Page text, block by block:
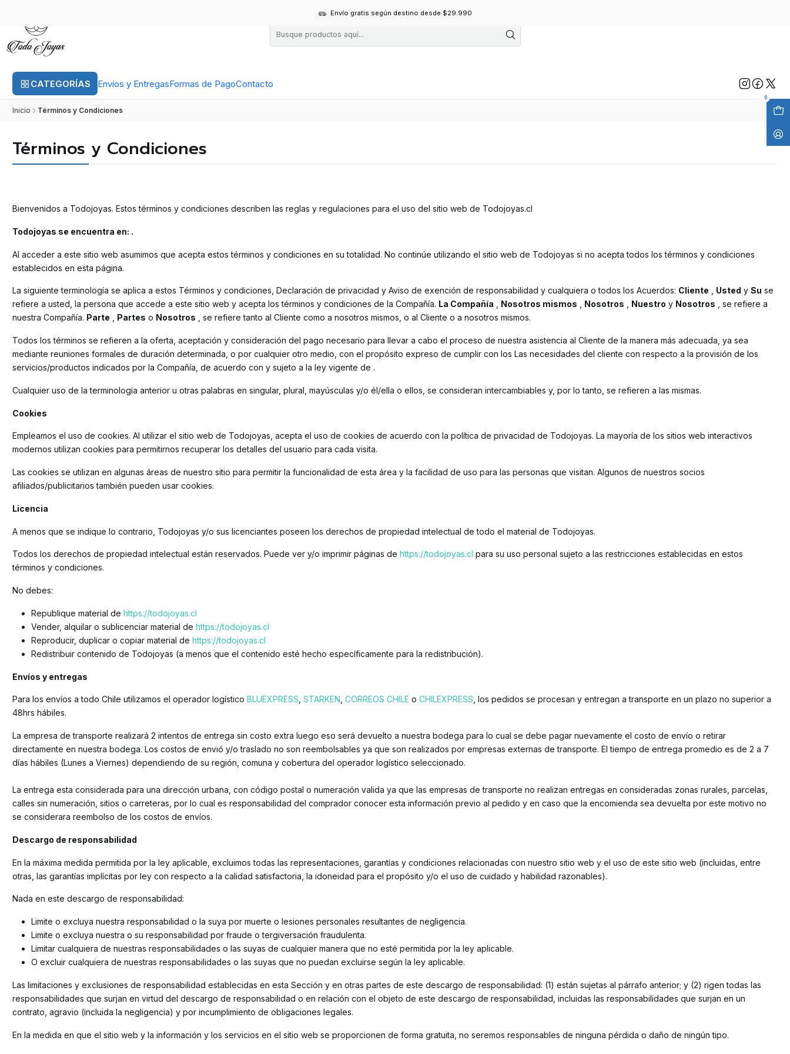
CATEGORÍAS Envíos y EntregasFormas de PagoContacto
0
Envío gratis según destino desde $29.990
Inicio Términos y Condiciones
Términos y Condiciones
Bienvenidos a Todojoyas. Estos términos y condiciones describen las reglas y regulaciones para el uso del sitio web de Todojoyas.cl
Todojoyas se encuentra en: .
Al acceder a este sitio web asumimos que acepta estos términos y condiciones en su totalidad. No continúe utilizando el sitio web de Todojoyas si no acepta todos los términos y condiciones
establecidos en esta página.
La siguiente terminología se aplica a estos Términos y condiciones, Declaración de privacidad y Aviso de exención de responsabilidad y cualquiera o todos los Acuerdos: Cliente Usted y Su se
refiere a usted, la persona que accede a este sitio web y acepta los términos y condiciones de la Compañía. La Compañía Nosotros mismos Nosotros Nuestro y Nosotros , se refiere a
nuestra Compañía. Parte Partes o Nosotros , se refiere tanto al Cliente como a nosotros mismos, o al Cliente o a nosotros mismos.
Todos los términos se refieren a la oferta, aceptación y consideración del pago necesario para llevar a cabo el proceso de nuestra asistencia al Cliente de la manera más adecuada, ya sea
mediante reuniones formales de duración determinada, o por cualquier otro medio, con el propósito expreso de cumplir con los Las necesidades del cliente con respecto a la provisión de los
servicios/productos indicados por la Compañía, de acuerdo con y sujeto a la ley vigente de .
Cualquier uso de la terminología anterior u otras palabras en singular, plural, mayúsculas y/o él/ella o ellos, se consideran intercambiables y, por lo tanto, se refieren a las mismas.
Cookies
Empleamos el uso de cookies. Al utilizar el sitio web de Todojoyas, acepta el uso de cookies de acuerdo con la política de privacidad de Todojoyas. La mayoría de los sitios web interactivos
modernos utilizan cookies para permitirnos recuperar los detalles del usuario para cada visita.
Las cookies se utilizan en algunas áreas de nuestro sitio para permitir la funcionalidad de esta área y la facilidad de uso para las personas que visitan. Algunos de nuestros socios
afiliados/publicitarios también pueden usar cookies.
Licencia
A menos que se indique lo contrario, Todojoyas y/o sus licenciantes poseen los derechos de propiedad intelectual de todo el material de Todojoyas.
Todos los derechos de propiedad intelectual están reservados. Puede ver y/o imprimir páginas de https://todojoyas.cl para su uso personal sujeto a las restricciones establecidas en estos
términos y condiciones.
No debes:
Republique material de https://todojoyas.cl
Vender, alquilar o sublicenciar material de https://todojoyas.cl
Reproducir, duplicar o copiar material de https://todojoyas.cl
Redistribuir contenido de Todojoyas (a menos que el contenido esté hecho específicamente para la redistribución).
Envíos y entregas
Para los envíos a todo Chile utilizamos el operador logístico BLUEXPRESS STARKEN CORREOS CHILE o CHILEXPRESS , los pedidos se procesan y entregan a transporte en un plazo no superior a
48hrs hábiles.
La empresa de transporte realizará 2 intentos de entrega sin costo extra luego eso será devuelto a nuestra bodega para lo cual se debe pagar nuevamente el costo de envío o retirar
directamente en nuestra bodega. Los costos de envió y/o traslado no son reembolsables ya que son realizados por empresas externas de transporte. El tiempo de entrega promedio es de 2 a 7
días hábiles (Lunes a Viernes) dependiendo de su región, comuna y cobertura del operador logístico seleccionado.
La entrega esta considerada para una dirección urbana, con código postal o numeración valida ya que las empresas de transporte no realizan entregas en consideradas zonas rurales, parcelas,
calles sin numeración, sitios o carreteras, por lo cual es responsabilidad del comprador conocer esta información previo al pedido y en caso que la encomienda sea devuelta por este motivo no
se considerara reembolso de los costos de envíos.
Descargo de responsabilidad
En la máxima medida permitida por la ley aplicable, excluimos todas las representaciones, garantías y condiciones relacionadas con nuestro sitio web y el uso de este sitio web (incluidas, entre
otras, las garantías implícitas por ley con respecto a la calidad satisfactoria, la idoneidad para el propósito y/o el uso de cuidado y habilidad razonables).
Nada en este descargo de responsabilidad:
Limite o excluya nuestra responsabilidad o la suya por muerte o lesiones personales resultantes de negligencia.
Limite o excluya nuestra o su responsabilidad por fraude o tergiversación fraudulenta.
Limitar cualquiera de nuestras responsabilidades o las suyas de cualquier manera que no esté permitida por la ley aplicable.
O excluir cualquiera de nuestras responsabilidades o las suyas que no puedan excluirse según la ley aplicable.
Las limitaciones y exclusiones de responsabilidad establecidas en esta Sección y en otras partes de este descargo de responsabilidad: (1) están sujetas al párrafo anterior; y (2) rigen todas las
responsabilidades que surjan en virtud del descargo de responsabilidad o en relación con el objeto de este descargo de responsabilidad, incluidas las responsabilidades que surjan en un
contrato, agravio (incluida la negligencia) y por incumplimiento de obligaciones legales.
En la medida en que el sitio web y la información y los servicios en el sitio web se proporcionen de forma gratuita, no seremos responsables de ninguna pérdida o daño de ningún tipo.